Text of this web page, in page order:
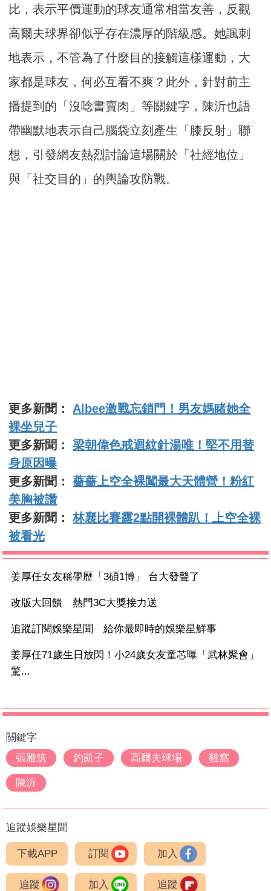
比，表示平價運動的球友通常相當友善，反觀
高爾夫球界卻似乎存在濃厚的階級感。她諷刺
地表示，不管為了什麼目的接觸這樣運動，大
家都是球友，何必互看不爽？此外，針對前主
播提到的「沒唸書賣肉」等關鍵字，陳沂也語
帶幽默地表示自己腦袋立刻產生「膝反射」聯
想，引發網友熱烈討論這場關於「社經地位」
與「社交目的」的輿論攻防戰。
更多新聞： Albee激戰忘鎖門！男友媽睹她全
裸坐兒子
更多新聞：梁朝偉色戒迴紋針湯唯！堅不用替
身原因曝
更多新聞：薔薔上空全裸闖最大天體營！粉紅
美胸被讚
更多新聞：林襄比賽露2點開裸體趴！上空全裸
被看光
姜厚任女友稱學歷「3碩1博」 台大發聲了
改版大回饋 熱門3C大獎接力送
追蹤訂閱娛樂星聞 給你最即時的娛樂星鮮事
姜厚任71歲生日放閃！小24歲女友童芯曝「武林聚會」
驚...
關鍵字
張雅筑
釣凱子 高爾夫球場 雞窩
陳沂
追蹤娛樂星聞
下載APP 訂閱 加入
追蹤 加入 追蹤